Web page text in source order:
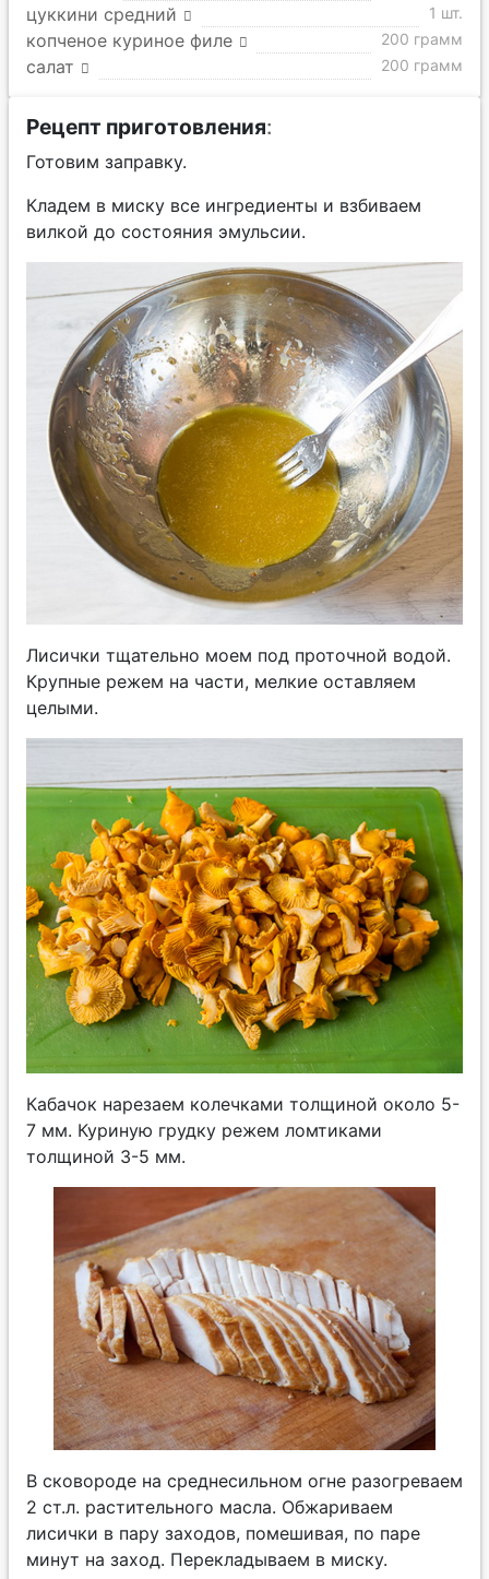
цуккини средний 1 шт.
копченое куриное филе 200 грамм
салат 200 грамм
Рецепт приготовления:
Готовим заправку.
Кладем в миску все ингредиенты и взбиваем
вилкой до состояния эмульсии.
Лисички тщательно моем под проточной водой.
Крупные режем на части, мелкие оставляем
целыми.
Кабачок нарезаем колечками толщиной около 5-
7 мм. Куриную грудку режем ломтиками
толщиной 3-5 мм.
В сковороде на среднесильном огне разогреваем
2 ст.л. растительного масла. Обжариваем
лисички в пару заходов, помешивая, по паре
минут на заход. Перекладываем в миску.